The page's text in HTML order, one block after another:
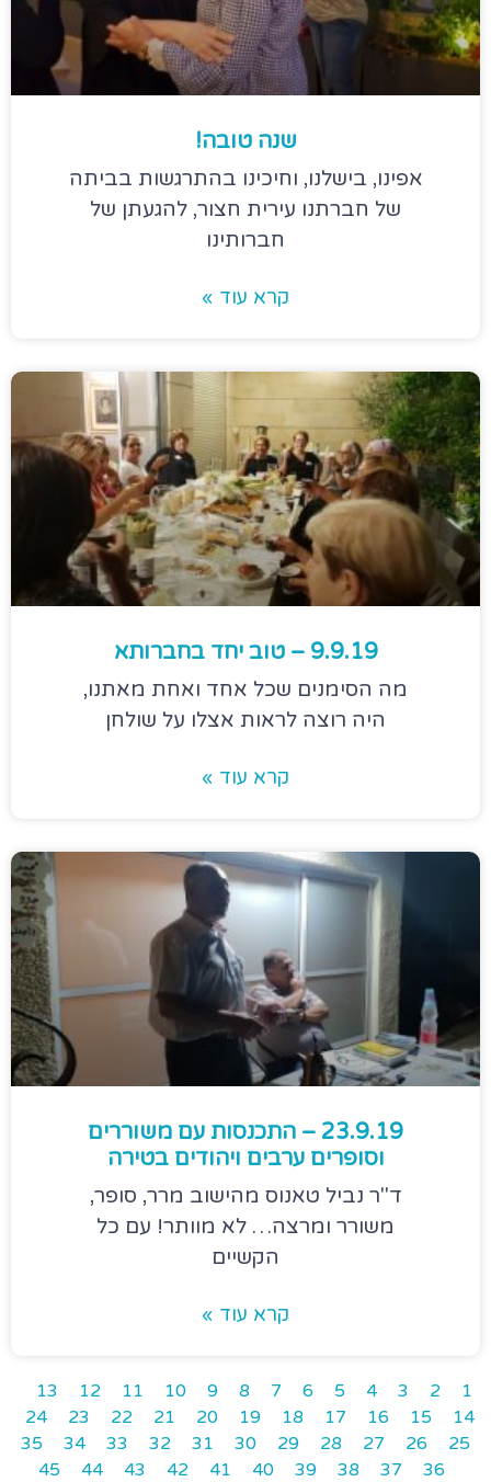
שנה טובה!
אפינו, בישלנו, וחיכינו בהתרגשות בביתה
של חברתנו עירית חצור, להגעתן של
חברותינו
קרא עוד »
9.9.19 – טוב יחד בחברותא
מה הסימנים שכל אחד ואחת מאתנו,
היה רוצה לראות אצלו על שולחן
קרא עוד »
23.9.19 – התכנסות עם משוררים
וסופרים ערבים ויהודים בטירה
ד"ר נביל טאנוס מהישוב מרר, סופר,
משורר ומרצה… לא מוותר! עם כל
הקשיים
קרא עוד »
1
2
3
4
5
6
7
8
9
10
11
12
13
14
15
16
17
18
19
20
21
22
23
24
25
26
27
28
29
30
31
32
33
34
35
36
37
38
39
40
41
42
43
44
45